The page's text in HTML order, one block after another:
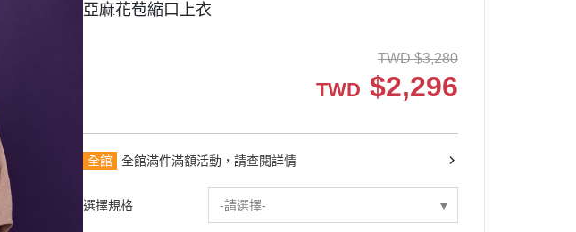
亞麻花苞縮口上衣
TWD $3,280
TWD $2,296
全館 全館滿件滿額活動，請查閱詳情
選擇規格 -請選擇-